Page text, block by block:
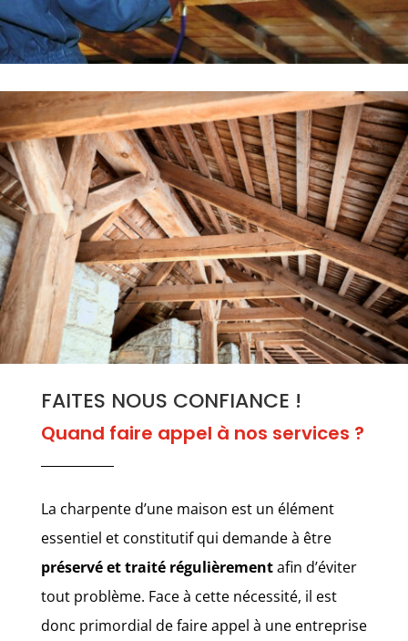
FAITES NOUS CONFIANCE !
Quand faire appel à nos services ?
La charpente d’une maison est un élément
essentiel et constitutif qui demande à être
préservé et traité régulièrementafin d’éviter
tout problème. Face à cette nécessité, il est
donc primordial de faire appel à une entreprise